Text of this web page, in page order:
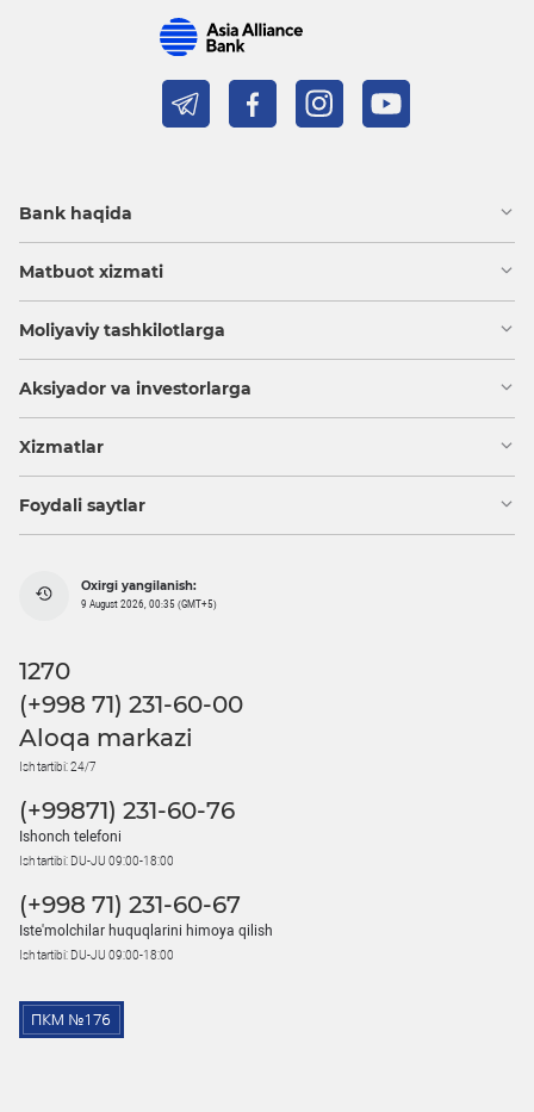
Bank haqida
Matbuot xizmati
Moliyaviy tashkilotlarga
Aksiyador va investorlarga
Xizmatlar
Foydali saytlar
Oxirgi yangilanish:
9 August 2026, 00:35 (GMT+5)
1270
(+998 71) 231-60-00
Aloqa markazi
Ish tartibi: 24/7
(+99871) 231-60-76
Ishonch telefoni
Ish tartibi: DU-JU 09:00-18:00
(+998 71) 231-60-67
Iste'molchilar huquqlarini himoya qilish
Ish tartibi: DU-JU 09:00-18:00